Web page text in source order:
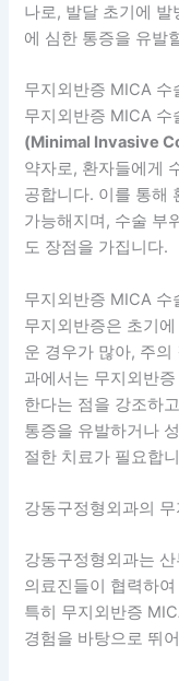
나로, 발달 초기에
에 심한 통증을 유발
무지외반증 MICA 수
무지외반증 MICA 수
(Minimal Invasive
약자로, 환자들에게
공합니다. 이를 통해
가능해지며, 수술 부
도 장점을 가집니다.
무지외반증 MICA 수
무지외반증은 초기
운 경우가 많아, 주
과에서는 무지외반
한다는 점을 강조하
통증을 유발하거나
절한 치료가 필요합
강동구정형외과의
강동구정형외과는
의료진들이 협력하
특히 무지외반증
경험을 바탕으로 뛰